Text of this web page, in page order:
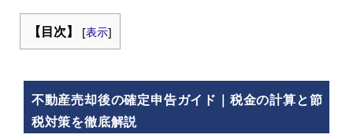
【目次】 [表示]
不動産売却後の確定申告ガイド｜税金の計算と節
税対策を徹底解説